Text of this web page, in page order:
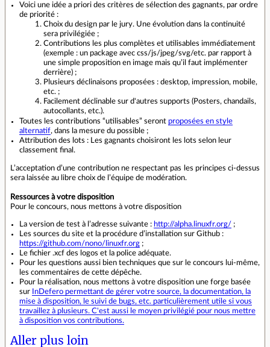
Voici une idée a priori des critères de sélection des gagnants, par ordre
de priorité :
Choix du design par le jury. Une évolution dans la continuité
sera privilégiée ;
Contributions les plus complètes et utilisables immédiatement
(exemple : un package avec css/js/jpeg/svg/etc. par rapport à
une simple proposition en image mais qu’il faut implémenter
derrière) ;
Plusieurs déclinaisons proposées : desktop, impression, mobile,
etc. ;
Facilement déclinable sur d'autres supports (Posters, chandails,
autocollants, etc.).
Toutes les contributions “utilisables” seront proposées en style
alternatif, dans la mesure du possible ;
Attribution des lots : Les gagnants choisiront les lots selon leur
classement final.
L’acceptation d’une contribution ne respectant pas les principes ci-dessus
sera laissée au libre choix de l’équipe de modération.
Ressources à votre disposition
Pour le concours, nous mettons à votre disposition
La version de test à l’adresse suivante : http://alpha.linuxfr.org/ ;
Les sources du site et la procédure d’installation sur Github :
https://github.com/nono/linuxfr.org ;
Le fichier .xcf des logos et la police adéquate.
Pour les questions aussi bien techniques que sur le concours lui-même,
les commentaires de cette dépêche.
Pour la réalisation, nous mettons à votre disposition une forge basée
sur
InDefero permettant de gérer votre source, la documentation, la
mise à disposition, le suivi de bugs, etc. particulièrement utile si vous
travaillez à plusieurs. C'est aussi le moyen privilégié pour nous mettre
à disposition vos contributions.
Aller plus loin